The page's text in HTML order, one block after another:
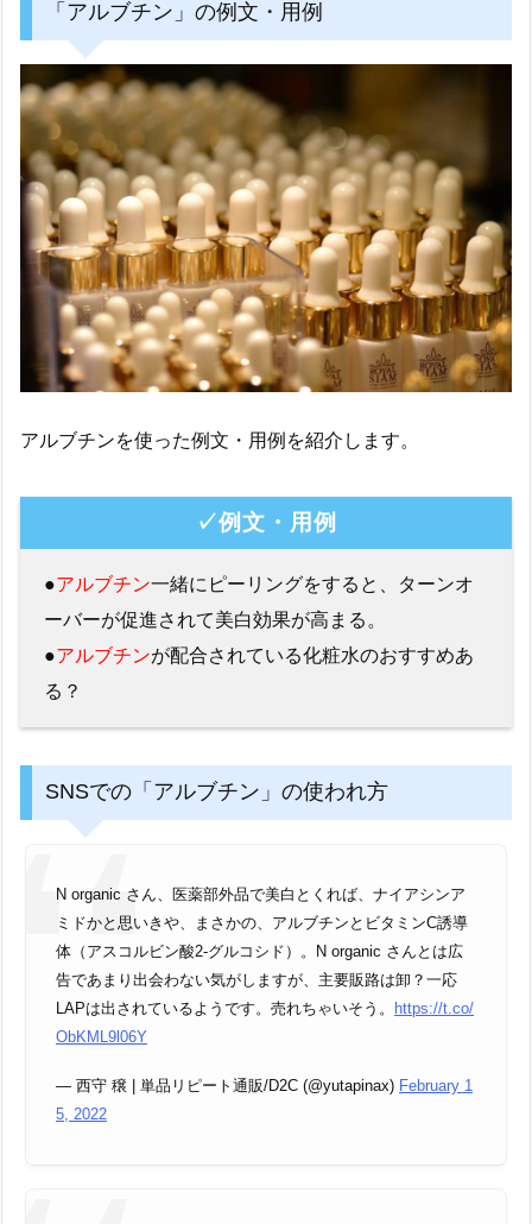
「アルブチン」の例文・用例
アルブチンを使った例文・用例を紹介します。
✓例文・用例
●アルブチン一緒にピーリングをすると、ターンオ
ーバーが促進されて美白効果が高まる。
●アルブチンが配合されている化粧水のおすすめあ
る？
SNSでの「アルブチン」の使われ方
N organic さん、医薬部外品で美白とくれば、ナイアシンア
ミドかと思いきや、まさかの、アルブチンとビタミンC誘導
体（アスコルビン酸2-グルコシド）。N organic さんとは広
告であまり出会わない気がしますが、主要販路は卸？一応
LAPは出されているようです。売れちゃいそう。
https://t.co/
ObKML9l06Y
— 西守 穣 | 単品リピート通販/D2C (@yutapinax) February 1
5, 2022